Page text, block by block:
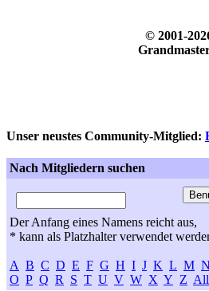
© 2001-
Unser neustes Community-Mitglied:
Nach Mitgliedern suchen
Der Anfang eines Namens reicht aus,
* kann als Platzhalter verwendet
A B C D E F G H I J K L M N
O P Q R S T U V W X Y Z